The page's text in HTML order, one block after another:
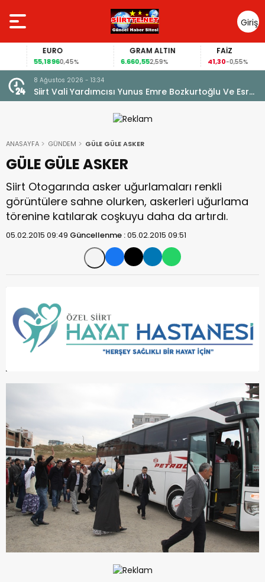
Giriş
Yap
55,18960,45%
GRAM ALTIN
6.660,552,59% -0,55%
8 Ağustos 2026 - 13:34
Siirt Vali Yardımcısı Yunus Emre Bozkurtoğlu Ve Esra
Cintosun Dünya Evine Girdi
ANASAYFA GÜNDEM GÜLE GÜLE ASKER
GÜLE GÜLE ASKER
Siirt Otogarında asker uğurlamaları renkli
görüntülere sahne olurken, askerleri uğurlama
törenine katılarak coşkuyu daha da artırdı.
05.02.2015 09:49 Güncellenme :05.02.2015 09:51